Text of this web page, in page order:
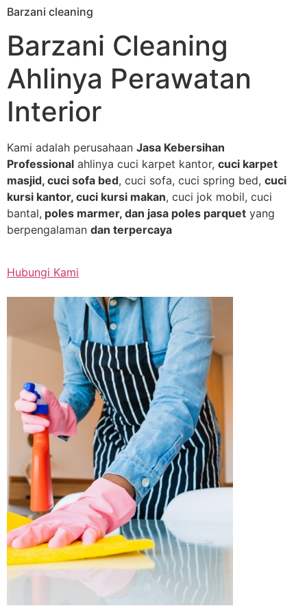
Skip
content
Barzani cleaning
Barzani Cleaning
Ahlinya Perawatan
Interior
Kami adalah perusahaan Jasa Kebersihan
Professional ahlinya cuci karpet kantor, cuci karpet
masjid, cuci sofa bed, cuci sofa, cuci spring bed, cuci
kursi kantor, cuci kursi makan, cuci jok mobil, cuci
bantal, poles marmer, dan jasa poles parquet yang
berpengalaman dan terpercaya
Hubungi Kami